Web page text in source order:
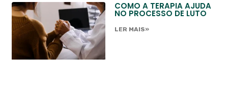
COMO A TERAPIA AJUDA
NO PROCESSO DE LUTO
LER MAIS»